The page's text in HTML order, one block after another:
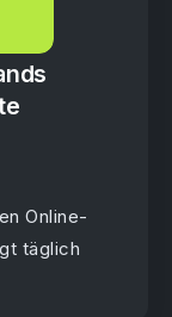
Online-
täglich